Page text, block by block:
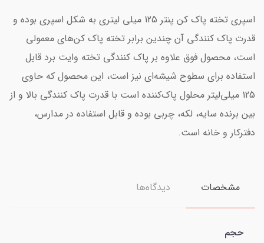
اسپری تخته پاک کن پنتر 125 میلی لیتری به شکل اسپری بوده و
قدرت پاک کنندگی آن چندین برابر تخته پاک کن‌های معمولی
است، محصول فوق علاوه بر پاک کنندگی تخته وایت برد قابل
استفاده برای سطوح شیشه‌ای نیز است، این محصول که حاوی
125 میلی‌لیتر محلول پاک‌کننده است با قدرت پاک کنندگی بالا و از
بین برنده سایه، لکه، چربی بوده و قابل استفاده در مدارس،
دفترکار و خانه است.
مشخصات دیدگاه‌ها
حجم